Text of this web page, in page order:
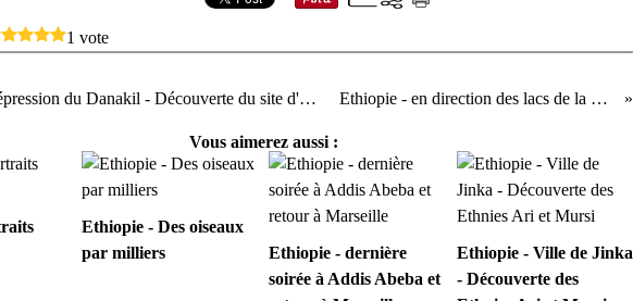
1 vote
Ethiopie - Dépression du Danakil - Découverte du site d'extraction du sel Ethiopie - en direction des lacs de la vallée du rift
Vous aimerez aussi :
Ethiopie - Des oiseaux
par milliers
Ethiopie - dernière
soirée à Addis Abeba et
Ethiopie - Ville de Jinka
- Découverte des